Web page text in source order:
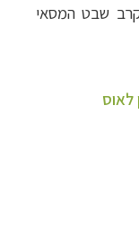
שבט המסאי
לאוס